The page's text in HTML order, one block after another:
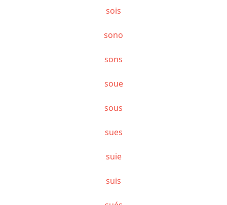
sois
sono
sons
soue
sous
sues
suie
suis